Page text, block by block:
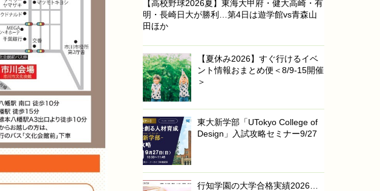
【高校野球2026夏】東海大甲府・健大高崎・有
明・長崎日大が勝利…第4日は遊学館vs青森山
田ほか
【夏休み2026】すぐ行けるイベ
ント情報おまとめ便＜8/9-15開催
＞
東大新学部「UTokyo College of
Design」入試攻略セミナー9/27
行知学園の大学合格実績2026…